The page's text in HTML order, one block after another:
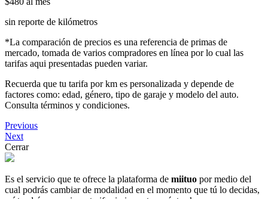
sin reporte de kilómetros
*La comparación de precios es una referencia de primas de
mercado, tomada de varios compradores en línea por lo cual las
tarifas aqui presentadas pueden variar.
Recuerda que tu tarifa por km es personalizada y depende de
factores como: edad, género, tipo de garaje y modelo del auto.
Consulta términos y condiciones.
Previous
Next
Cerrar
Es el servicio que te ofrece la plataforma de miituo por medio del
cual podrás cambiar de modalidad en el momento que tú lo decidas,